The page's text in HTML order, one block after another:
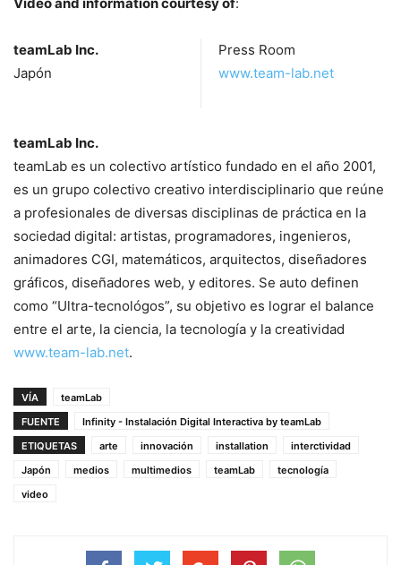
teamLab Inc.
Japón
Press Room
www.team-lab.net
teamLab Inc.
teamLab es un colectivo artístico fundado en el año 2001,
es un grupo colectivo creativo interdisciplinario que reúne
a profesionales de diversas disciplinas de práctica en la
sociedad digital: artistas, programadores, ingenieros,
animadores CGI, matemáticos, arquitectos, diseñadores
gráficos, diseñadores web, y editores. Se auto definen
como “Ultra-tecnológos”, su objetivo es lograr el balance
entre el arte, la ciencia, la tecnología y la creatividad
www.team-lab.net.
VÍA
teamLab
FUENTE
Infinity - Instalación Digital Interactiva by teamLab
ETIQUETAS
arte innovación installation
interctividad
Japón
medios multimedios teamLab
tecnología
video